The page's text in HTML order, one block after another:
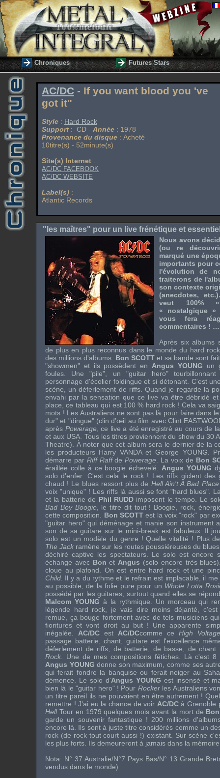
Chroniques Futures Stars
AC/DC - If you want blood you 've
got it"
Style : Hard Rock
Support : CD - Année : 1978
Provenance du disque : Acheté
10titre(s) - 52minute(s)
Site(s) Internet :
AC/DC FACEBOOK
AC/DC WEBSITE
Label(s) :
Atlantic Records
"les maîtres" pour un live frénétique et
Nous avons
(ou re
marqué une
importants pour
l'évolution de
traiterons de
son contexte
(anecdotes,
veut 100%
« nostalgique »
vous fera
commentaires !
Après six albums
de plus en plus reconnus dans le monde du hard
des millions d'albums. Bon SCOTT et sa bande sont
"showmen" et ils possèdent en Angus YOUNG un
foules. Une "pile", un "guitar hero"
personnage d'écolier foldingue et si détonant. C'est
scène, un déferlement de riffs. Quand je regarde la
envahi par la sensation que ce live va être débridé
place, ce tableau qui est 100 % hard rock ! Cela va
mots ! Les Australiens ne sont pas là pour faire dans
dur" et "dingue" (clin d’œil au film avec Clint
après Powerage , ce live a été enregistré au cours de
et aux USA. Tous les titres proviennent du show du 30
Theatre). À noter que cet album sera le dernier de la
les producteurs Harry VANDAetGeorge YOUNG .
démarre par Riff RaffdePowerage . La voix de Bon
éraillée colle à ce boogie échevelé. Angus YOUNG
solo d'enfer. C'est cela le rock ! Les riffs giclent des
chaud ! Le blues ressort plus de Hell Ain't A Bad
voix "unique" ! Les riffs là aussi se font "hard blues".
et la batterie de Phil RUDD imposent le tempo. Le
Bad Boy Boogie , le titre dit tout ! Boogie, rock,
cette composition. Bon SCOTT est la voix "rock" par
"guitar hero" qui déménage et manie son instrument
son de sa guitare sur le mini-break est fabuleux. Il
solo est un modèle du genre ! Quelle vitalité ! Plus
The Jack ramène sur les routes poussiéreuses du
déchiré captive les spectateurs. Le solo est encore
échange avec Bon et Angus (solo encore très
cloue au plafond. On est entre hard rock et une
Child . Il y a du rythme et le refrain est implacable, il
au possible, de la folie pure pour un Whole Lotta
possédé par les guitares, surtout quand elles se
Malcom YOUNG à la rythmique. Un morceau qui
légende hard rock, je vais dire moins déjanté,
remue, ça bouge fortement avec de tels musiciens
fioritures et vont droit au but ! Une apparente
inégalée. AC/DC est AC/DCcomme ce High Voltage
passage batterie, chant, guitare est l'excellence
déferlement de riffs, de batterie, de basse, de
Rock . Une de mes compositions fétiches. Là c'est
Angus YOUNG donne son maximum, comme ses
qui ferait fondre la banquise ou ferait neiger au
démence. Le solo d'Angus YOUNG est insensé et
bien là le "guitar hero" ! Pour Rockerles Australiens
un titre pareil ils ne pouvaient en être autrement !
remettre ! J'ai eu la chance de voir AC/DCà Grenoble
HellTour en 1979 quelques mois avant la mort de
garde un souvenir fantastique ! 200 millions
encore là. Ils sont à juste titre considérés comme un
rock (de rock tout court aussi !) existant. Sur scène
les plus forts. Ils demeureront à jamais dans la
Nota: N° 37 Australie/N°7 Pays Bas/N° 13 Grande
vendus dans le monde)